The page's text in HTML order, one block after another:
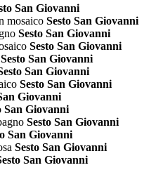
San Giovanni
mosaico Sesto San Giovanni
Sesto San Giovanni
Sesto San Giovanni
Sesto San Giovanni
San Giovanni
Sesto San Giovanni
Giovanni
San Giovanni
Sesto San Giovanni
San Giovanni
Sesto San Giovanni
San Giovanni